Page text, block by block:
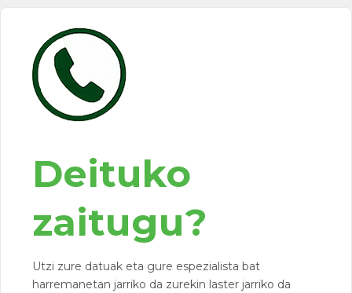
Deituko
zaitugu?
Utzi zure datuak eta gure espezialista bat
harremanetan jarriko da zurekin laster jarriko da